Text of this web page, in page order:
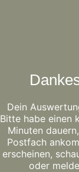
Dein
Bitte habe einen
Minuten
Postfach
erscheinen,
oder